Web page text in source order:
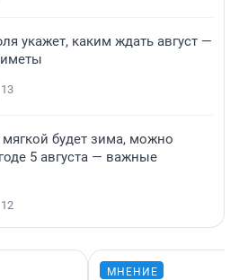
укажет, каким ждать август —
13
будет зима, можно
5 августа — важные
12
МНЕНИЕ